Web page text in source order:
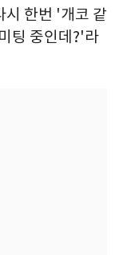
시 한번 '개코 같
팅 중인데?'라